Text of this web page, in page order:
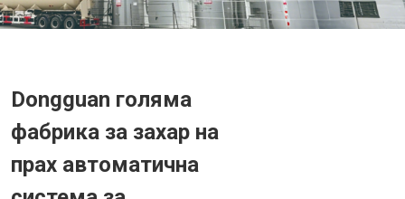
Dongguan голяма
фабрика за захар на
прах автоматична